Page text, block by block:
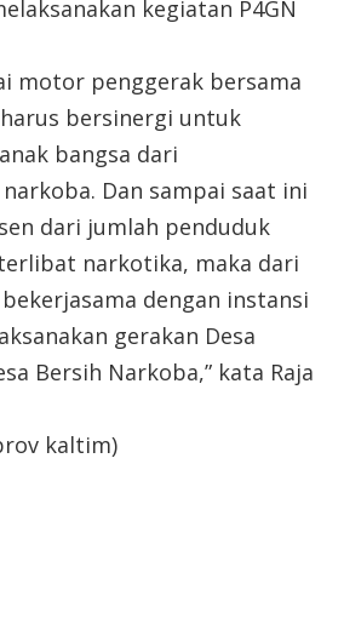
kegiatan P4GN
motor penggerak bersama
bersinergi untuk
bangsa dari
Dan sampai saat ini
dari jumlah penduduk
narkotika, maka dari
dengan instansi
gerakan Desa
Bersih Narkoba,” kata Raja
kaltim)